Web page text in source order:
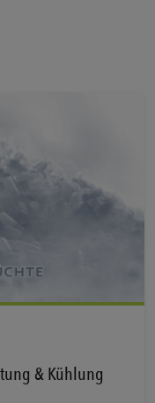
& Kühlung